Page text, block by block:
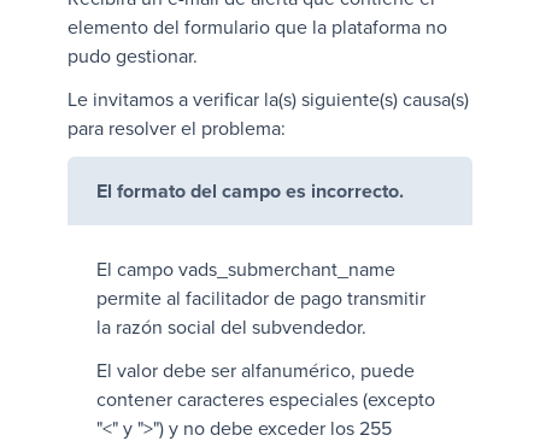
elemento del formulario que la plataforma no
pudo gestionar.
Le invitamos a verificar la(s) siguiente(s) causa(s)
para resolver el problema:
El formato del campo es incorrecto.
El campovads_submerchant_name
permite al facilitador de pago transmitir
la razón social del subvendedor.
El valor debe ser alfanumérico, puede
contener caracteres especiales (excepto
"<" y ">") y no debe exceder los 255